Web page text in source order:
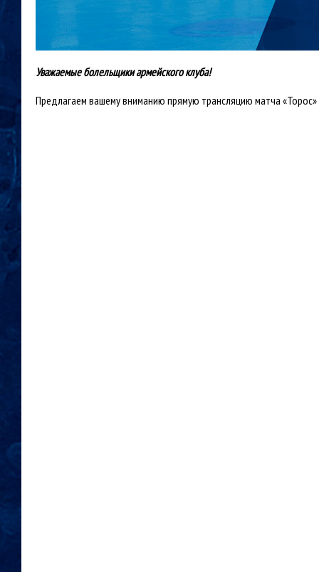
Уважаемые болельщики армейского клуба!
Предлагаем вашему вниманию прямую трансляцию матча